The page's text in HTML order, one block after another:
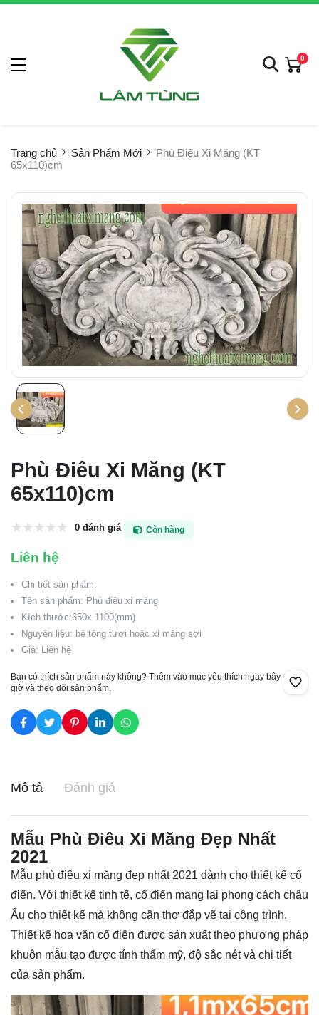
0
Trang chủ Sản Phẩm Mới
Phù Điêu Xi Măng (KT
65x110)cm
Phù Điêu Xi Măng (KT
65x110)cm
0 đánh giá Còn hàng
Liên hệ
Chi tiết sản phẩm:
Tên sản phẩm: Phù điêu xi măng
Kích thước:650x 1100(mm)
Nguyên liệu: bê tông tươi hoặc xi măng sợi
Giá: Liên hệ
Bạn có thích sản phẩm này không? Thêm vào mục yêu thích ngay bây
giờ và theo dõi sản phẩm.
Mô tả Đánh giá
Mẫu Phù Điêu Xi Măng Đẹp Nhất
2021
Mẫu phù điêu xi măng đẹp nhất 2021 dành cho thiết kế cổ
điển. Với thiết kế tinh tế, cổ điển mang lại phong cách châu
Âu cho thiết kế mà không cần thợ đắp vẽ tại công trình.
Thiết kế hoa văn cổ điển được sản xuất theo phương pháp
khuôn mẫu tạo được tính thẩm mỹ, độ sắc nét và chi tiết
của sản phẩm.